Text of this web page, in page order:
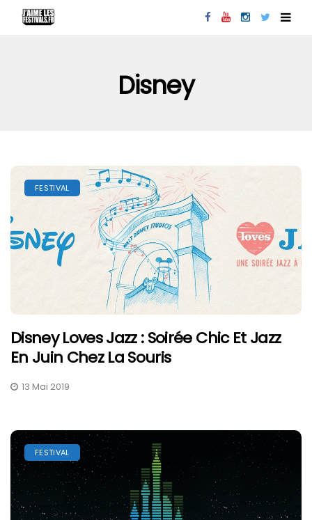
Disney
FESTIVAL
Disney Loves Jazz : Soirée Chic Et Jazz
En Juin Chez La Souris
13 Mai 2019
FESTIVAL